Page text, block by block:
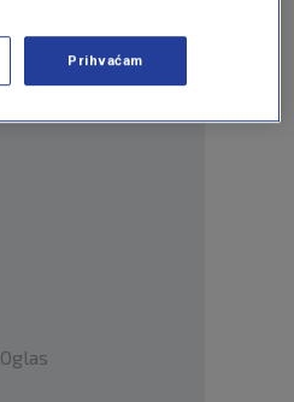
Oglas
Prihvaćam